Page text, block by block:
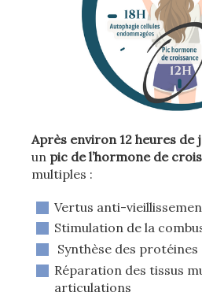
Après environ 12 heures de
un pic de l’hormone de
multiples :
Vertus anti-
Stimulation de la
Synthèse des protéines
Réparation des tissus
articulations